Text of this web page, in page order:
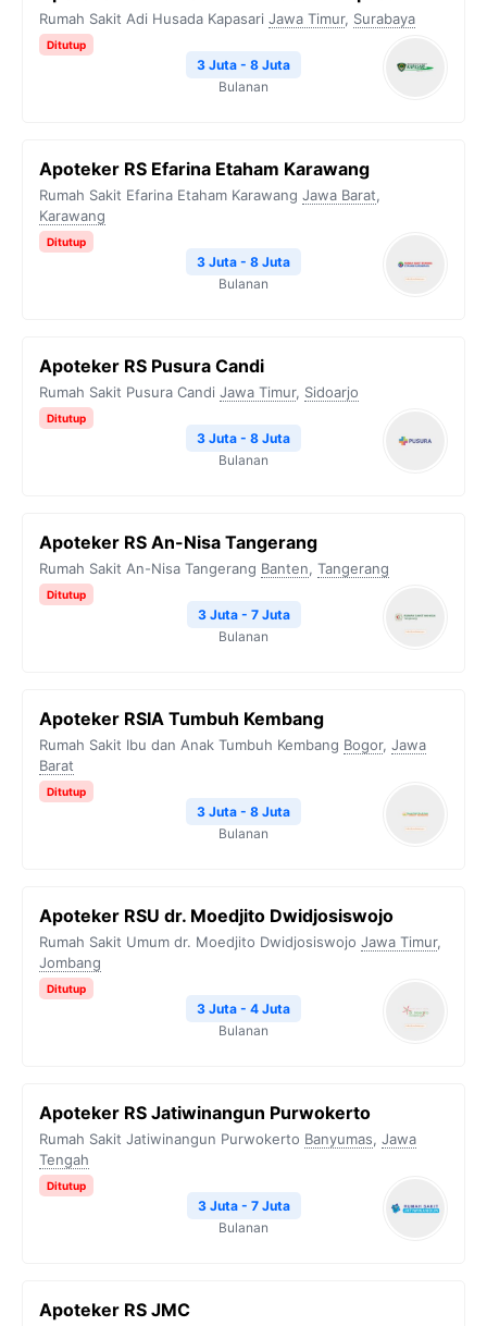
Rumah Sakit Adi Husada Kapasari Jawa Timur, Surabaya
Ditutup
3 Juta - 8 Juta
Bulanan
Apoteker RS Efarina Etaham Karawang
Rumah Sakit Efarina Etaham Karawang Jawa Barat,
Karawang
Ditutup
3 Juta - 8 Juta
Bulanan
Apoteker RS Pusura Candi
Rumah Sakit Pusura Candi Jawa Timur, Sidoarjo
Ditutup
3 Juta - 8 Juta
Bulanan
Apoteker RS An-Nisa Tangerang
Rumah Sakit An-Nisa Tangerang Banten, Tangerang
Ditutup
3 Juta - 7 Juta
Bulanan
Apoteker RSIA Tumbuh Kembang
Rumah Sakit Ibu dan Anak Tumbuh Kembang Bogor, Jawa
Barat
Ditutup
3 Juta - 8 Juta
Bulanan
Apoteker RSU dr. Moedjito Dwidjosiswojo
Rumah Sakit Umum dr. Moedjito Dwidjosiswojo Jawa Timur,
Jombang
Ditutup
3 Juta - 4 Juta
Bulanan
Apoteker RS Jatiwinangun Purwokerto
Rumah Sakit Jatiwinangun Purwokerto Banyumas, Jawa
Tengah
Ditutup
3 Juta - 7 Juta
Bulanan
Apoteker RS JMC